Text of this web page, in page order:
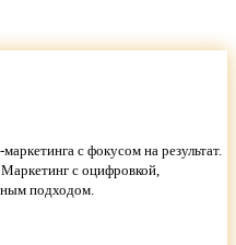
с фокусом на результат.
с оцифровкой,
подходом.